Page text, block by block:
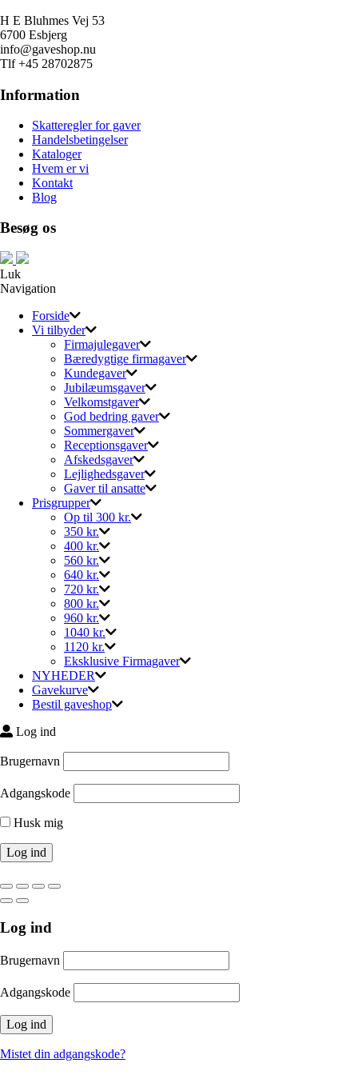
H E Bluhmes Vej 53
6700 Esbjerg
info@gaveshop.nu
Tlf +45 28702875
Information
Skatteregler for gaver
Handelsbetingelser
Kataloger
Hvem er vi
Kontakt
Blog
Besøg os
Luk
Navigation
Forside
Vi tilbyder
Firmajulegaver
Bæredygtige firmagaver
Kundegaver
Jubilæumsgaver
Velkomstgaver
God bedring gaver
Sommergaver
Receptionsgaver
Afskedsgaver
Lejlighedsgaver
Gaver til ansatte
Prisgrupper
Op til 300 kr.
350 kr.
400 kr.
560 kr.
640 kr.
720 kr.
800 kr.
960 kr.
1040 kr.
1120 kr.
Eksklusive Firmagaver
NYHEDER
Gavekurve
Bestil gaveshop
Log ind
Brugernavn
Adgangskode
Husk mig
Log ind
Brugernavn
Adgangskode
Mistet din adgangskode?